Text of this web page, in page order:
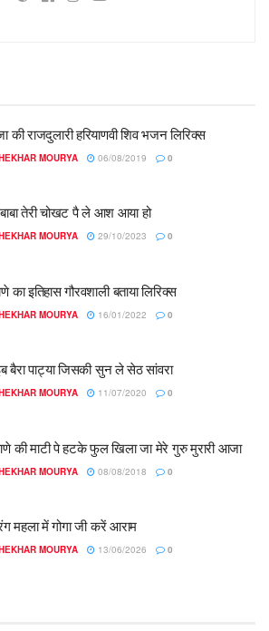
की राजदुलारी हरियाणवी शिव भजन लिरिक्स
MOURYA 06/08/2019 0
तेरी चोखट पै ले आश आया हो
MOURYA 29/10/2023 0
का इतिहास गौरवशाली बताया लिरिक्स
MOURYA 16/01/2022 0
बैरा पाट्या जिसकी सुन ले सेठ सांवरा
MOURYA 11/07/2020 0
की माटी पे हटके फुल खिला जा मेरे गुरु मुरारी आजा
MOURYA 08/08/2018 0
महला में गोगा जी करें आराम
MOURYA 13/06/2026 0